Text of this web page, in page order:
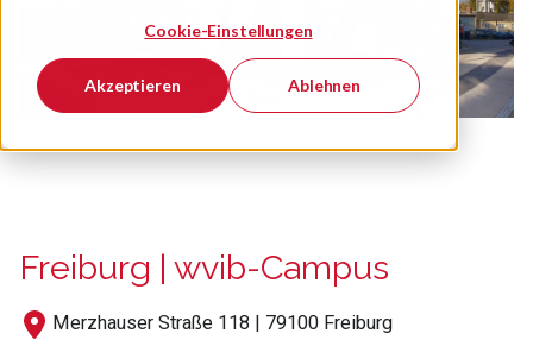
Cookie-Einstellungen
Akzeptieren Ablehnen
Freiburg | wvib-Campus
Merzhauser Straße 118 | 79100 Freiburg